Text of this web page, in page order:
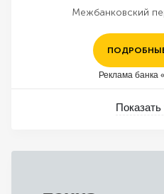
Межбанковский
Реклама банка